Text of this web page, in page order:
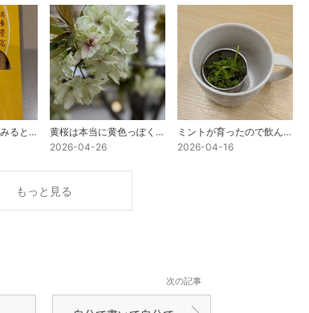
このパッケージをみると、きっと甘いと確信しちゃいます
黄桜は本当に黄色っぽくて、木蓮の花はとても大きかったです
2026-04-26
ミントが育ったので飲んでみました。
2026-04-16
もっと見る
次の記事